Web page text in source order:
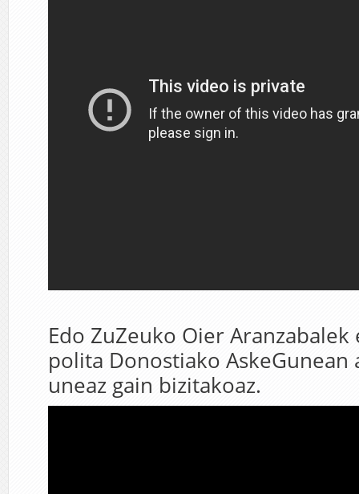
Edo ZuZeuko Oier
polita Donostiako
uneaz gain bizitakoaz.